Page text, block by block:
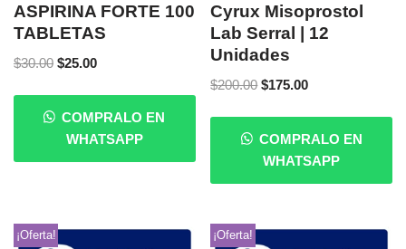
ASPIRINA FORTE 100
TABLETAS
$30.00 $25.00
COMPRALO EN
WHATSAPP
Cyrux Misoprostol
Lab Serral | 12
Unidades
$200.00 $175.00
COMPRALO EN
WHATSAPP
¡Oferta! ¡Oferta!